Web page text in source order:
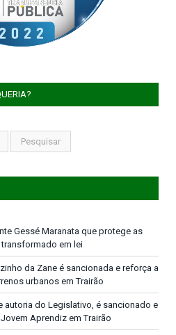
Gessé Maranata que protege as
em lei
da Zane é sancionada e reforça a
urbanos em Trairão
autoria do Legislativo, é sancionado e
Aprendiz em Trairão